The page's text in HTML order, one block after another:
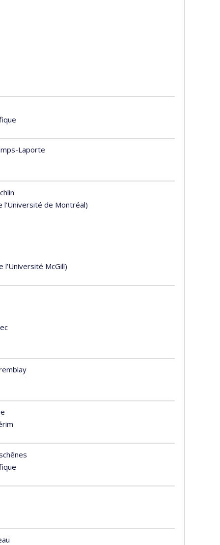
Laporte
l’Université de Montréal)
McGill)